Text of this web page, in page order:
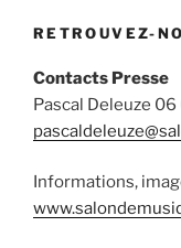
RETROUVEZ-
Contacts Presse
Pascal Deleuze
Informations,